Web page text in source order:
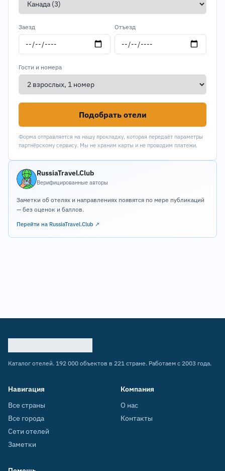
Заезд Отъезд
Гости и номера
Подобрать отели
Форма отправляется на нашу прокладку, которая передаёт параметры
партнёрскому сервису. Мы не храним карты и не проводим платежи.
RussiaTravel.Club
Верифицированные авторы
Заметки об отелях и направлениях появятся по мере публикаций
— без оценок и баллов.
Перейти на RussiaTravel.Club ↗
Каталог отелей. 192 000 объектов в 221 стране. Работаем с 2003 года.
Навигация
Все страны
Все города
Сети отелей
Заметки
Компания
О нас
Контакты